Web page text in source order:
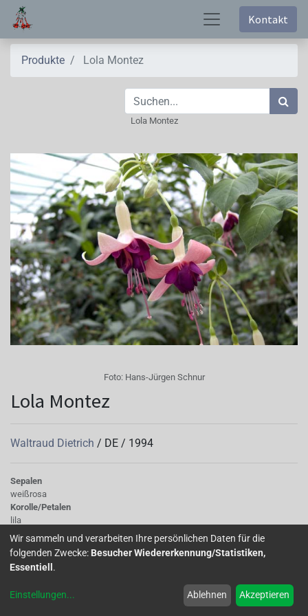
Kontakt
Produkte Lola Montez
Lola Montez
Foto: Hans-Jürgen Schnur
Lola Montez
Waltraud Dietrich / DE / 1994
Sepalen
weißrosa
Korolle/Petalen
lila
Knospe/Blüte
gefüllt
Wuchs
halb hängend
Wir sammeln und verarbeiten Ihre persönlichen Daten für die
folgenden Zwecke: Besucher Wiedererkennung/Statistiken,
Essentiell .
Einstellungen... Ablehnen Akzeptieren